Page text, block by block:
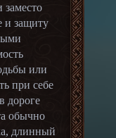
заместо
и защиту
или
при себе
дороге
обычно
длинный